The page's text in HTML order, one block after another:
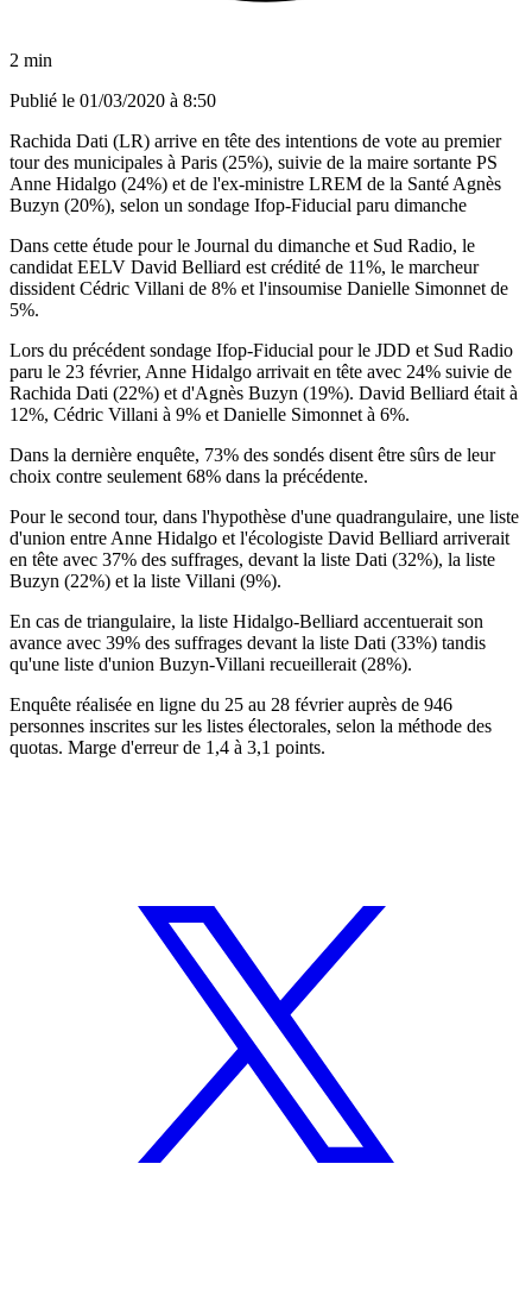
2 min
Publié le 01/03/2020 à 8:50
Rachida Dati (LR) arrive en tête des intentions de vote au premier
tour des municipales à Paris (25%), suivie de la maire sortante PS
Anne Hidalgo (24%) et de l'ex-ministre LREM de la Santé Agnès
Buzyn (20%), selon un sondage Ifop-Fiducial paru dimanche
Dans cette étude pour le Journal du dimanche et Sud Radio, le
candidat EELV David Belliard est crédité de 11%, le marcheur
dissident Cédric Villani de 8% et l'insoumise Danielle Simonnet de
5%.
Lors du précédent sondage Ifop-Fiducial pour le JDD et Sud Radio
paru le 23 février, Anne Hidalgo arrivait en tête avec 24% suivie de
Rachida Dati (22%) et d'Agnès Buzyn (19%). David Belliard était à
12%, Cédric Villani à 9% et Danielle Simonnet à 6%.
Dans la dernière enquête, 73% des sondés disent être sûrs de leur
choix contre seulement 68% dans la précédente.
Pour le second tour, dans l'hypothèse d'une quadrangulaire, une liste
d'union entre Anne Hidalgo et l'écologiste David Belliard arriverait
en tête avec 37% des suffrages, devant la liste Dati (32%), la liste
Buzyn (22%) et la liste Villani (9%).
En cas de triangulaire, la liste Hidalgo-Belliard accentuerait son
avance avec 39% des suffrages devant la liste Dati (33%) tandis
qu'une liste d'union Buzyn-Villani recueillerait (28%).
Enquête réalisée en ligne du 25 au 28 février auprès de 946
personnes inscrites sur les listes électorales, selon la méthode des
quotas. Marge d'erreur de 1,4 à 3,1 points.